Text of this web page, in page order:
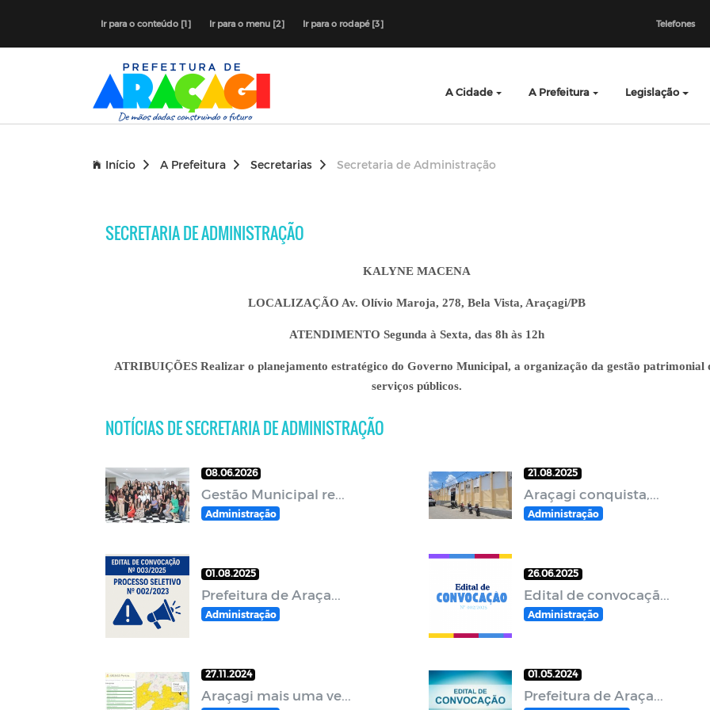
Ir para o conteúdo [1] Ir para o menu [2] Ir para o rodapé [3] Telefones
A Cidade A Prefeitura Legislação
Início A Prefeitura Secretarias Secretaria de Administração
SECRETARIA DE ADMINISTRAÇÃO
KALYNE MACENA
LOCALIZAÇÃO Av. Olívio Maroja, 278, Bela Vista, Araçagi/PB
ATENDIMENTO Segunda à Sexta, das 8h às 12h
ATRIBUIÇÕES Realizar o planejamento estratégico do Governo Municipal, a organização da gestão patrimonial
serviços públicos.
NOTÍCIAS DE SECRETARIA DE ADMINISTRAÇÃO
08.06.2026
Gestão Municipal re...
Administração
21.08.2025
Araçagi conquista,...
Administração
01.08.2025
Prefeitura de Araça...
Administração
26.06.2025
Edital de convocaçã...
Administração
27.11.2024
Araçagi mais uma ve...
01.05.2024
Prefeitura de Araça...